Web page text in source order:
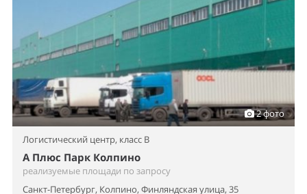
2 фото
Логистический центр, класс B
А Плюс Парк Колпино
реализуемые площади по запросу
Санкт-Петербург, Колпино, Финляндская улица, 35